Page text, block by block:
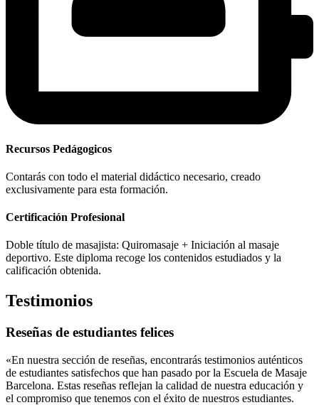
Recursos Pedágogicos
Contarás con todo el material didáctico necesario, creado
exclusivamente para esta formación.
Certificación Profesional
Doble título de masajista: Quiromasaje + Iniciación al masaje
deportivo. Este diploma recoge los contenidos estudiados y la
calificación obtenida.
Testimonios
Reseñas de estudiantes felices
«En nuestra sección de reseñas, encontrarás testimonios auténticos
de estudiantes satisfechos que han pasado por la Escuela de Masaje
Barcelona. Estas reseñas reflejan la calidad de nuestra educación y
el compromiso que tenemos con el éxito de nuestros estudiantes.